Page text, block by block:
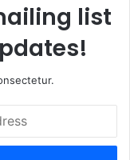
list